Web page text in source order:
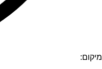
מיקום: